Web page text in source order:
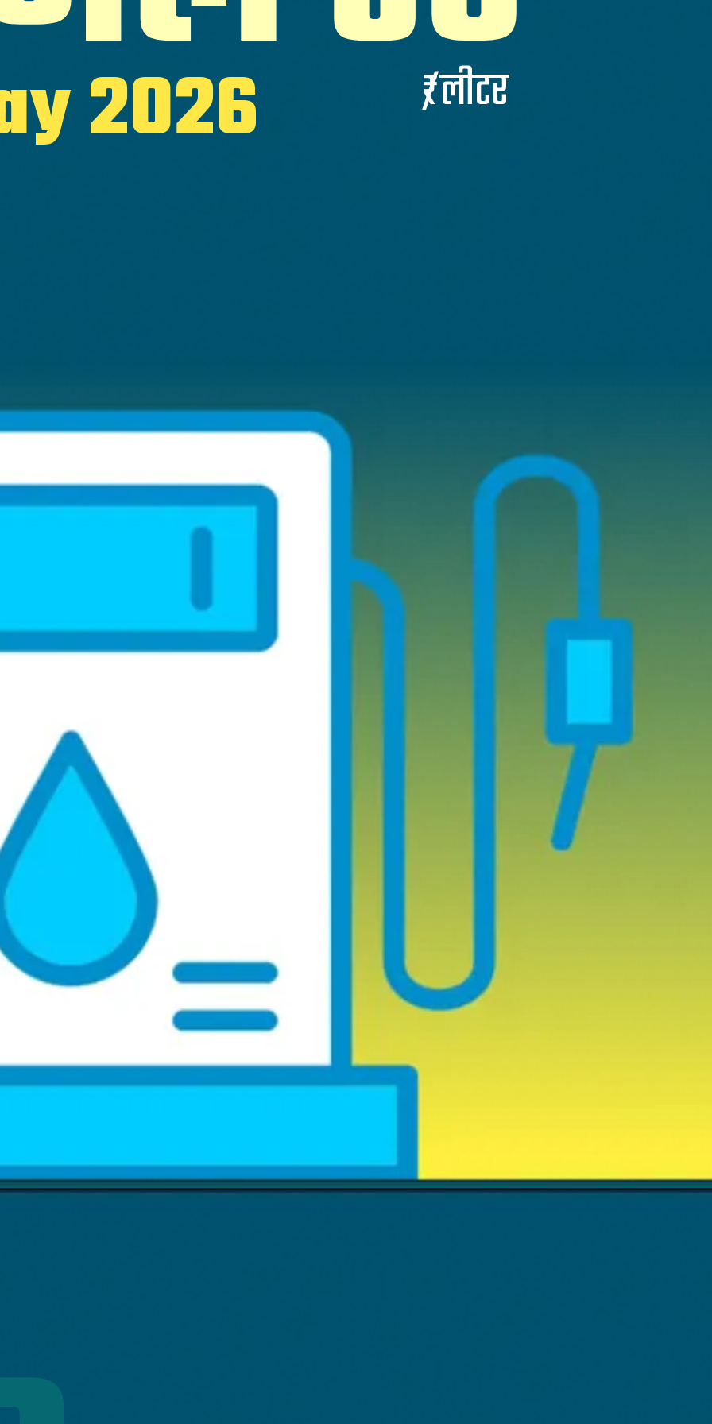
₹/लीटर
2026